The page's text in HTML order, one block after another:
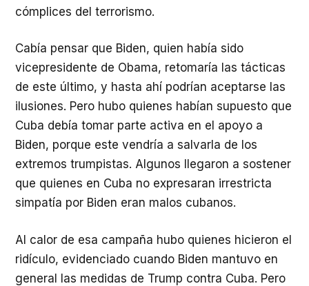
cómplices del terrorismo.
Cabía pensar que Biden, quien había sido
vicepresidente de Obama, retomaría las tácticas
de este último, y hasta ahí podrían aceptarse las
ilusiones. Pero hubo quienes habían supuesto que
Cuba debía tomar parte activa en el apoyo a
Biden, porque este vendría a salvarla de los
extremos trumpistas. Algunos llegaron a sostener
que quienes en Cuba no expresaran irrestricta
simpatía por Biden eran malos cubanos.
Al calor de esa campaña hubo quienes hicieron el
ridículo, evidenciado cuando Biden mantuvo en
general las medidas de Trump contra Cuba. Pero